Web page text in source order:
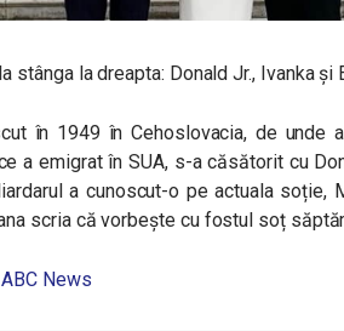
stânga la dreapta: Donald Jr., Ivanka și
în 1949 în Cehoslovacia, de unde
a emigrat în SUA, s-a căsătorit cu
a cunoscut-o pe actuala soție,
scria că vorbește cu fostul soț
ABC News